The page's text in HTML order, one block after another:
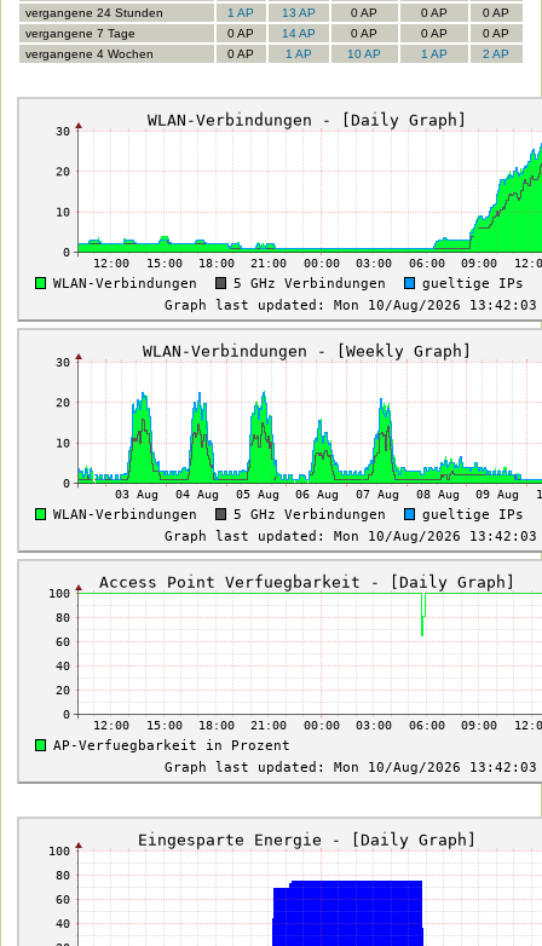
vergangene 24 Stunden
1 AP 13 AP 0 AP 0 AP
0 AP
vergangene 7 Tage
0 AP 14 AP 0 AP 0 AP
0 AP
vergangene 4 Wochen
0 AP 1 AP 10 AP 1 AP 2 AP